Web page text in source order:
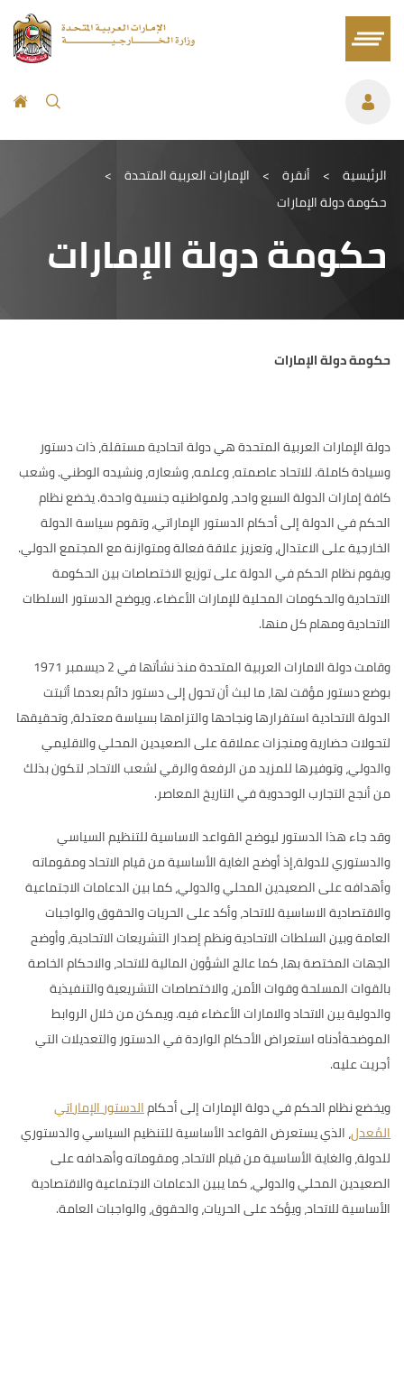
الرئيسية > أنقرة > الإمارات العربية المتحدة >
حكومة دولة الإمارات
حكومة دولة الإمارات
حكومة دولة الإمارات
دولة الإمارات العربية المتحدة هي دولة اتحادية مستقلة، ذات دستور
وسيادة كاملة. للاتحاد عاصمته، وعلمه، وشعاره، ونشيده الوطني. وشعب
كافة إمارات الدولة السبع واحد، ولمواطنيه جنسية واحدة. يخضع نظام
الحكم في الدولة إلى أحكام الدستور الإماراتي، وتقوم سياسة الدولة
الخارجية على الاعتدال، وتعزيز علاقة فعالة ومتوازنة مع المجتمع الدولي.
ويقوم نظام الحكم في الدولة على توزيع الاختصاصات بين الحكومة
الاتحادية والحكومات المحلية للإمارات الأعضاء. ويوضح الدستور السلطات
الاتحادية ومهام كل منها.
وقامت دولة الامارات العربية المتحدة منذ نشأتها في 2 ديسمبر 1971
بوضع دستور مؤقت لها، ما لبث أن تحول إلى دستور دائم بعدما أثبتت
الدولة الاتحادية استقرارها ونجاحها والتزامها بسياسة معتدلة، وتحقيقها
لتحولات حضارية ومنجزات عملاقة على الصعيدين المحلي والاقليمي
والدولي، وتوفيرها للمزيد من الرفعة والرقي لشعب الاتحاد، لتكون بذلك
من أنجح التجارب الوحدوية في التاريخ المعاصر.
وقد جاء هذا الدستور ليوضح القواعد الاساسية للتنظيم السياسي
والدستوري للدولة،إذ أوضح الغاية الأساسية من قيام الاتحاد ومقوماته
وأهدافه على الصعيدين المحلي والدولي، كما بين الدعامات الاجتماعية
والاقتصادية الاساسية للاتحاد، وأكد على الحريات والحقوق والواجبات
العامة وبين السلطات الاتحادية ونظم إصدار التشريعات الاتحادية، وأوضح
الجهات المختصة بها، كما عالج الشؤون المالية للاتحاد، والاحكام الخاصة
بالقوات المسلحة وقوات الأمن، والاختصاصات التشريعية والتنفيذية
والدولية بين الاتحاد والامارات الأعضاء فيه. ويمكن من خلال الروابط
الموضحةأدناه استعراض الأحكام الواردة في الدستور والتعديلات التي
أجريت عليه.
ويخضع نظام الحكم في دولة الإمارات إلى أحكامالدستور الإماراتي
المُعدل، الذي يستعرض القواعد الأساسية للتنظيم السياسي والدستوري
للدولة، والغاية الأساسية من قيام الاتحاد، ومقوماته وأهدافه على
الصعيدين المحلي والدولي، كما يبين الدعامات الاجتماعية والاقتصادية
الأساسية للاتحاد، ويؤكد على الحريات، والحقوق، والواجبات العامة.